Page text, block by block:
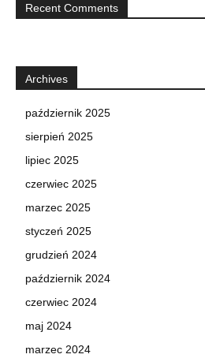
Recent Comments
Archives
październik 2025
sierpień 2025
lipiec 2025
czerwiec 2025
marzec 2025
styczeń 2025
grudzień 2024
październik 2024
czerwiec 2024
maj 2024
marzec 2024